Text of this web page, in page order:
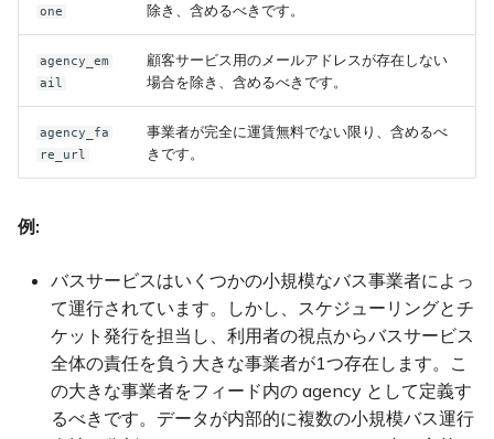
one
除き、含めるべきです。
agency_em
ail
顧客サービス用のメールアドレスが存在しない
場合を除き、含めるべきです。
agency_fa
re_url
事業者が完全に運賃無料でない限り、含めるべ
きです。
例:
バスサービスはいくつかの小規模なバス事業者によっ
て運行されています。しかし、スケジューリングとチ
ケット発行を担当し、利用者の視点からバスサービス
全体の責任を負う大きな事業者が1つ存在します。こ
の大きな事業者をフィード内の agency として定義す
るべきです。データが内部的に複数の小規模バス運行